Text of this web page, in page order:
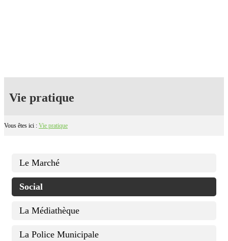
Vie pratique
Vous êtes ici : Vie pratique
Le Marché
Social
La Médiathèque
La Police Municipale